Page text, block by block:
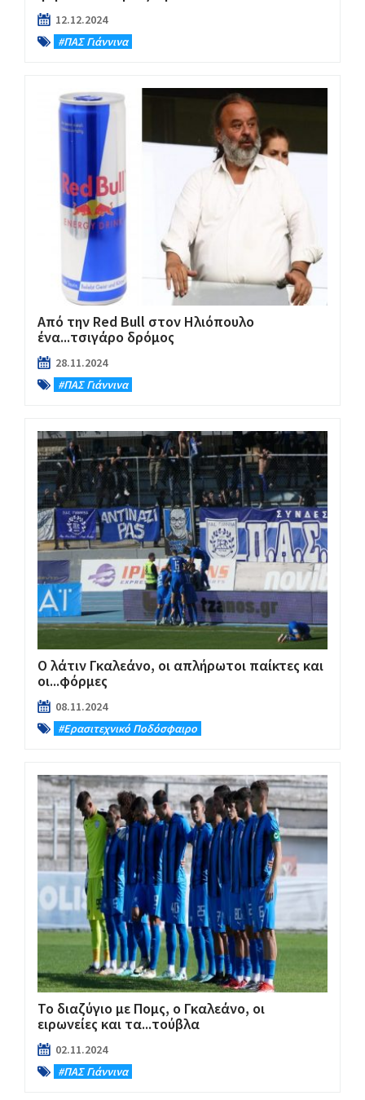
12.12.2024
#ΠΑΣ Γιάννινα
Από την Red Bull στον Ηλιόπουλο
ένα...τσιγάρο δρόμος
28.11.2024
#ΠΑΣ Γιάννινα
Ο λάτιν Γκαλεάνο, οι απλήρωτοι παίκτες και
οι...φόρμες
08.11.2024
#Eρασιτεχνικό Ποδόσφαιρο
Το διαζύγιο με Πομς, ο Γκαλεάνο, οι
ειρωνείες και τα...τούβλα
02.11.2024
#ΠΑΣ Γιάννινα